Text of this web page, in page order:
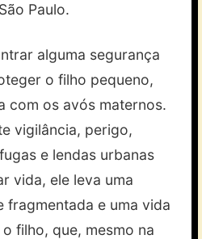
Paulo.
alguma segurança
o filho pequeno,
com os avós maternos.
vigilância, perigo,
e lendas urbanas
vida, ele leva uma
fragmentada e uma vida
filho, que, mesmo na